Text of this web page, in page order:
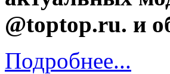
@toptop.ru. и
Подробнее...